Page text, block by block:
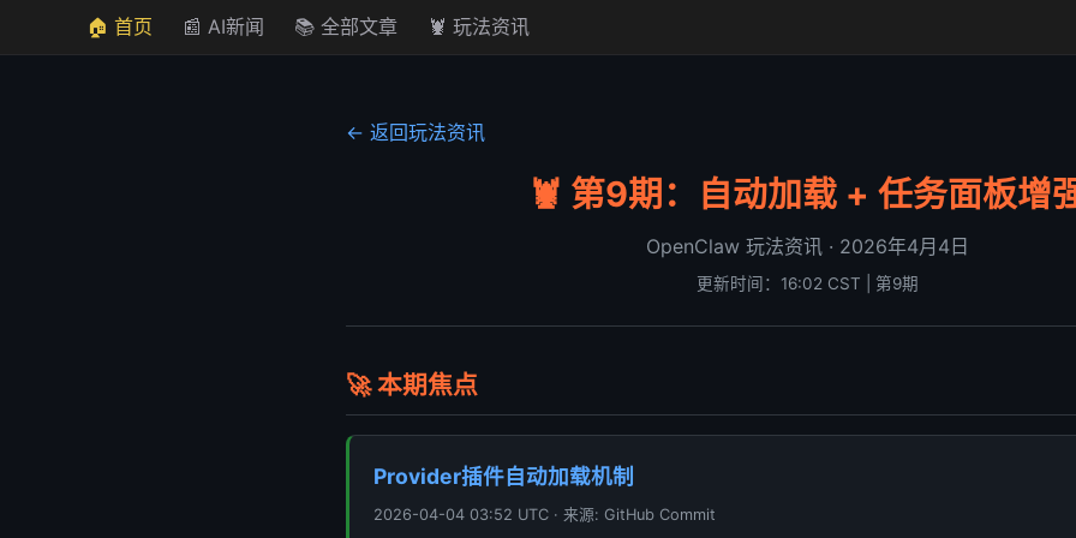
🏠 首页 📰 AI新闻 📚 全部文章 🦞 玩法资讯
← 返回玩法资讯
🦞 第9期：自动加载 + 任务面板增
OpenClaw 玩法资讯 · 2026年4月4日
更新时间：16:02 CST | 第9期
🚀 本期焦点
Provider插件自动加载机制
2026-04-04 03:52 UTC · 来源: GitHub Commit